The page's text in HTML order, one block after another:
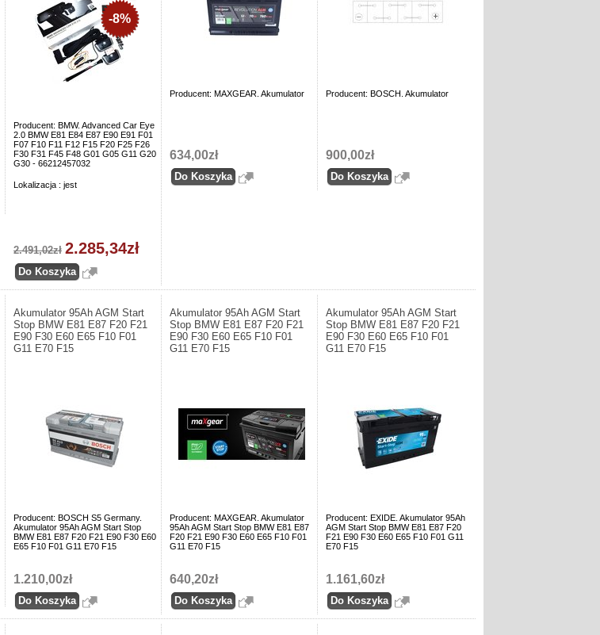
Producent: BMW. Advanced Car Eye
2.0 BMW E81 E84 E87 E90 E91 F01
F07 F10 F11 F12 F15 F20 F25 F26
F30 F31 F45 F48 G01 G05 G11 G20
G30 - 66212457032
Lokalizacja : jest
-8%
2.491,02zł 2.285,34zł
Producent: MAXGEAR. Akumulator
634,00zł
Producent: BOSCH. Akumulator
900,00zł
Akumulator 95Ah AGM Start
Stop BMW E81 E87 F20 F21
E90 F30 E60 E65 F10 F01
G11 E70 F15
Producent: BOSCH S5 Germany.
Akumulator 95Ah AGM Start Stop
BMW E81 E87 F20 F21 E90 F30 E60
E65 F10 F01 G11 E70 F15
1.210,00zł
Akumulator 95Ah AGM Start
Stop BMW E81 E87 F20 F21
E90 F30 E60 E65 F10 F01
G11 E70 F15
Producent: MAXGEAR. Akumulator
95Ah AGM Start Stop BMW E81 E87
F20 F21 E90 F30 E60 E65 F10 F01
G11 E70 F15
640,20zł
Akumulator 95Ah AGM Start
Stop BMW E81 E87 F20 F21
E90 F30 E60 E65 F10 F01
G11 E70 F15
Producent: EXIDE. Akumulator 95Ah
AGM Start Stop BMW E81 E87 F20
F21 E90 F30 E60 E65 F10 F01 G11
E70 F15
1.161,60zł